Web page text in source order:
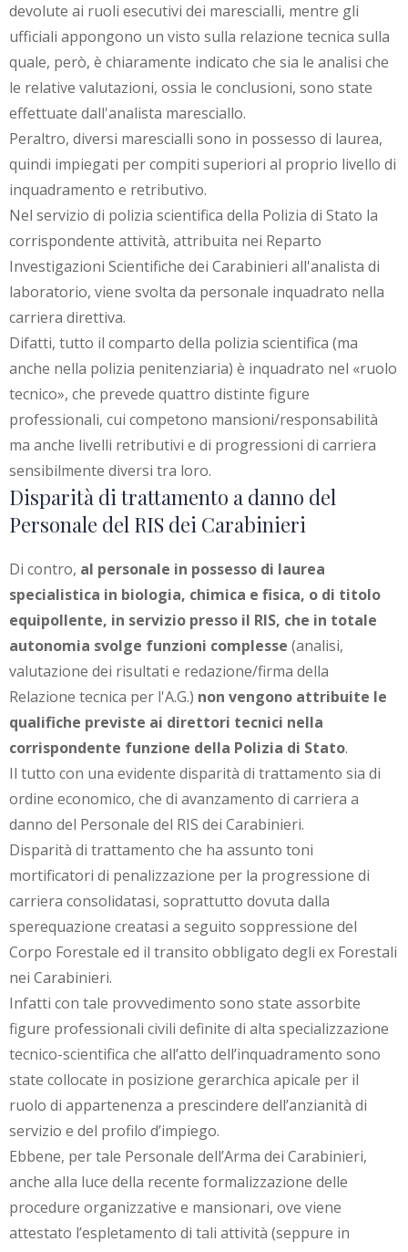
devolute ai ruoli esecutivi dei marescialli, mentre gli
ufficiali appongono un visto sulla relazione tecnica sulla
quale, però, è chiaramente indicato che sia le analisi che
le relative valutazioni, ossia le conclusioni, sono state
effettuate dall'analista maresciallo.
Peraltro, diversi marescialli sono in possesso di laurea,
quindi impiegati per compiti superiori al proprio livello di
inquadramento e retributivo.
Nel servizio di polizia scientifica della Polizia di Stato la
corrispondente attività, attribuita nei Reparto
Investigazioni Scientifiche dei Carabinieri all'analista di
laboratorio, viene svolta da personale inquadrato nella
carriera direttiva.
Difatti, tutto il comparto della polizia scientifica (ma
anche nella polizia penitenziaria) è inquadrato nel «ruolo
tecnico», che prevede quattro distinte figure
professionali, cui competono mansioni/responsabilità
ma anche livelli retributivi e di progressioni di carriera
sensibilmente diversi tra loro.
Disparità di trattamento a danno del
Personale del RIS dei Carabinieri
Di contro, al personale in possesso di laurea
specialistica in biologia, chimica e fisica, o di titolo
equipollente, in servizio presso il RIS, che in totale
autonomia svolge funzioni complesse (analisi,
valutazione dei risultati e redazione/firma della
Relazione tecnica per l'A.G.) non vengono attribuite le
qualifiche previste ai direttori tecnici nella
corrispondente funzione della Polizia di Stato.
Il tutto con una evidente disparità di trattamento sia di
ordine economico, che di avanzamento di carriera a
danno del Personale del RIS dei Carabinieri.
Disparità di trattamento che ha assunto toni
mortificatori di penalizzazione per la progressione di
carriera consolidatasi, soprattutto dovuta dalla
sperequazione creatasi a seguito soppressione del
Corpo Forestale ed il transito obbligato degli ex Forestali
nei Carabinieri.
Infatti con tale provvedimento sono state assorbite
figure professionali civili definite di alta specializzazione
tecnico-scientifica che all’atto dell’inquadramento sono
state collocate in posizione gerarchica apicale per il
ruolo di appartenenza a prescindere dell’anzianità di
servizio e del profilo d’impiego.
Ebbene, per tale Personale dell’Arma dei Carabinieri,
anche alla luce della recente formalizzazione delle
procedure organizzative e mansionari, ove viene
attestato l’espletamento di tali attività (seppure in